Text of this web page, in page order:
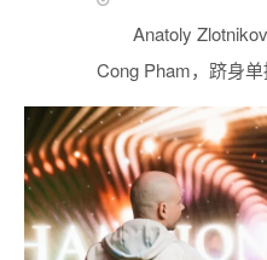
Anatoly
Cong Pham，跻身